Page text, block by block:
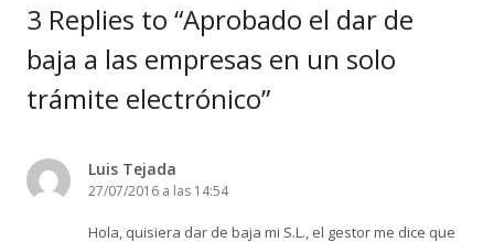
3 Replies to “Aprobado el dar de
baja a las empresas en un solo
trámite electrónico”
Luis Tejada
27/07/2016 a las 14:54
Hola, quisiera dar de baja mi S.L., el gestor me dice que